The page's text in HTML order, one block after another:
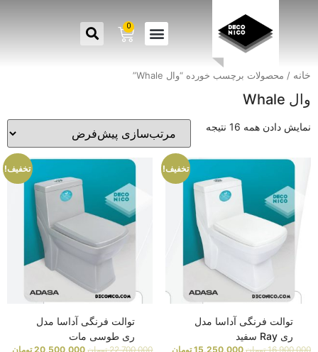
0
خانه / محصولات برچسب خورده “وال Whale”
وال Whale
نمایش دادن همه 16 نتیجه
تخفیف!
توالت فرنگی آداسا مدل
ری Ray سفید
16,900,000 تومان 15,250,000 تومان
تخفیف!
توالت فرنگی آداسا مدل
ری طوسی مات
22,700,000 تومان 20,500,000 تومان